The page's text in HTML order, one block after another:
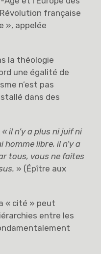
française
», appelée
la théologie
une égalité de
n’est pas
dans des
il n’y a plus ni juif ni
homme libre, il n’y a
tous, vous ne faites
» (Épître aux
« cité » peut
entre les